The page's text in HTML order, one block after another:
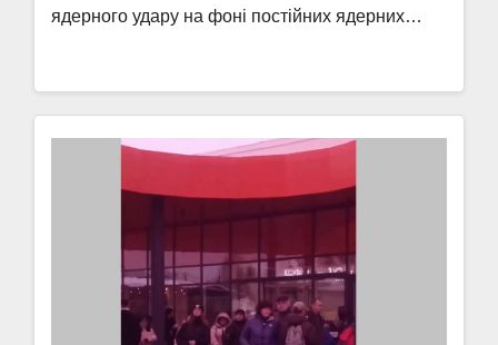
ядерного удару на фоні постійних ядерних…